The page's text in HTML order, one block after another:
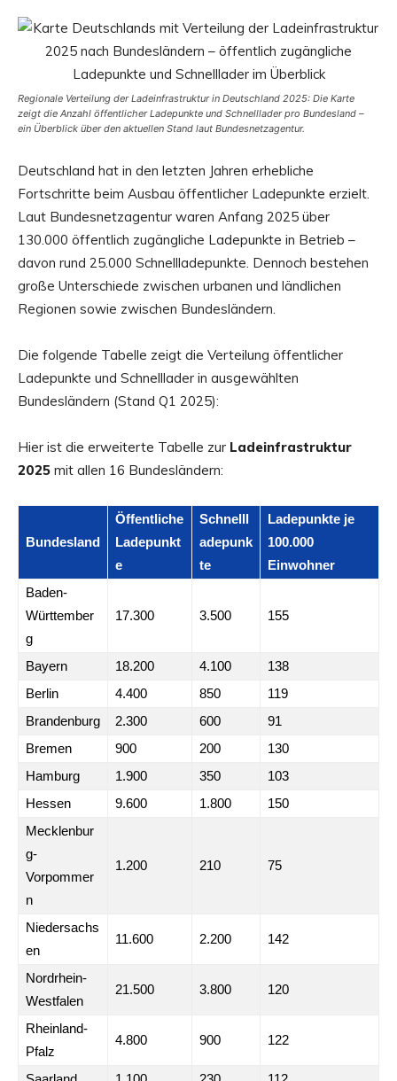
Regionale Verteilung der Ladeinfrastruktur in Deutschland 2025: Die Karte
zeigt die Anzahl öffentlicher Ladepunkte und Schnelllader pro Bundesland –
ein Überblick über den aktuellen Stand laut Bundesnetzagentur.
Deutschland hat in den letzten Jahren erhebliche
Fortschritte beim Ausbau öffentlicher Ladepunkte erzielt.
Laut Bundesnetzagentur waren Anfang 2025 über
130.000 öffentlich zugängliche Ladepunkte in Betrieb –
davon rund 25.000 Schnellladepunkte. Dennoch bestehen
große Unterschiede zwischen urbanen und ländlichen
Regionen sowie zwischen Bundesländern.
Die folgende Tabelle zeigt die Verteilung öffentlicher
Ladepunkte und Schnelllader in ausgewählten
Bundesländern (Stand Q1 2025):
Hier ist die erweiterte Tabelle zur Ladeinfrastruktur
2025 mit allen 16 Bundesländern:
Bundesland
Öffentliche
Ladepunkt
e
Schnelll
adepunk
te
Ladepunkte je
100.000
Einwohner
Baden-
Württember
g
17.300 3.500 155
Bayern 18.200 4.100
138
Berlin
4.400 850
119
Brandenburg
2.300 600
91
Bremen
900 200
130
Hamburg
1.900 350
103
Hessen
9.600 1.800
150
Mecklenbur
g-
Vorpommer
n
1.200 210 75
Niedersachs
en
11.600 2.200 142
Nordrhein-
Westfalen
21.500 3.800 120
Rheinland-
Pfalz
4.800 900 122